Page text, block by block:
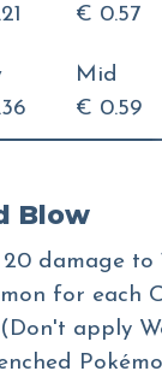
€ 0.57
Mid
€ 0.59
Blow
damage to
for each
apply